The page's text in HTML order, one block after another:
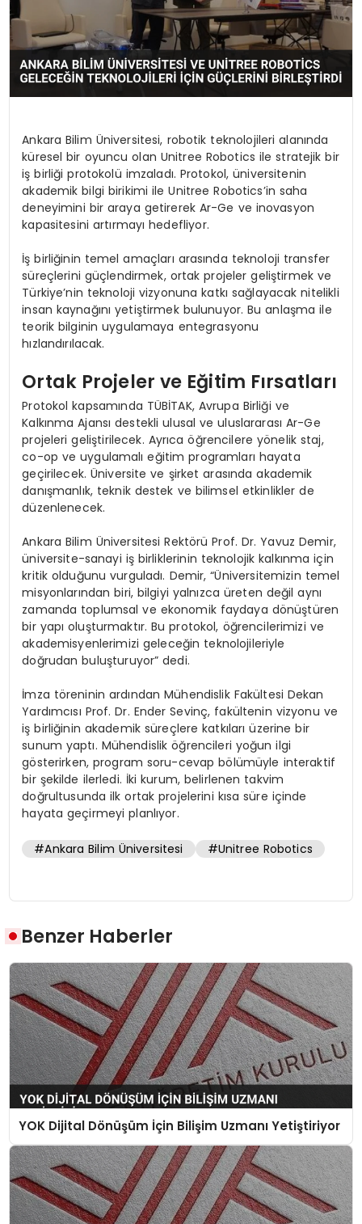
Ankara Bilim Üniversitesi, robotik teknolojileri alanında
küresel bir oyuncu olan Unitree Robotics ile stratejik bir
iş birliği protokolü imzaladı. Protokol, üniversitenin
akademik bilgi birikimi ile Unitree Robotics’in saha
deneyimini bir araya getirerek Ar-Ge ve inovasyon
kapasitesini artırmayı hedefliyor.
İş birliğinin temel amaçları arasında teknoloji transfer
süreçlerini güçlendirmek, ortak projeler geliştirmek ve
Türkiye’nin teknoloji vizyonuna katkı sağlayacak nitelikli
insan kaynağını yetiştirmek bulunuyor. Bu anlaşma ile
teorik bilginin uygulamaya entegrasyonu
hızlandırılacak.
Ortak Projeler ve Eğitim Fırsatları
Protokol kapsamında TÜBİTAK, Avrupa Birliği ve
Kalkınma Ajansı destekli ulusal ve uluslararası Ar-Ge
projeleri geliştirilecek. Ayrıca öğrencilere yönelik staj,
co-op ve uygulamalı eğitim programları hayata
geçirilecek. Üniversite ve şirket arasında akademik
danışmanlık, teknik destek ve bilimsel etkinlikler de
düzenlenecek.
Ankara Bilim Üniversitesi Rektörü Prof. Dr. Yavuz Demir,
üniversite-sanayi iş birliklerinin teknolojik kalkınma için
kritik olduğunu vurguladı. Demir, “Üniversitemizin temel
misyonlarından biri, bilgiyi yalnızca üreten değil aynı
zamanda toplumsal ve ekonomik faydaya dönüştüren
bir yapı oluşturmaktır. Bu protokol, öğrencilerimizi ve
akademisyenlerimizi geleceğin teknolojileriyle
doğrudan buluşturuyor” dedi.
İmza töreninin ardından Mühendislik Fakültesi Dekan
Yardımcısı Prof. Dr. Ender Sevinç, fakültenin vizyonu ve
iş birliğinin akademik süreçlere katkıları üzerine bir
sunum yaptı. Mühendislik öğrencileri yoğun ilgi
gösterirken, program soru-cevap bölümüyle interaktif
bir şekilde ilerledi. İki kurum, belirlenen takvim
doğrultusunda ilk ortak projelerini kısa süre içinde
hayata geçirmeyi planlıyor.
#Ankara Bilim Üniversitesi #Unitree Robotics
Benzer Haberler
YOK Dijital Dönüşüm İçin Bilişim Uzmanı Yetiştiriyor